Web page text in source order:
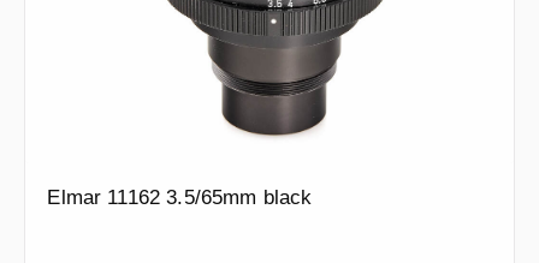
Elmar 11162 3.5/65mm black